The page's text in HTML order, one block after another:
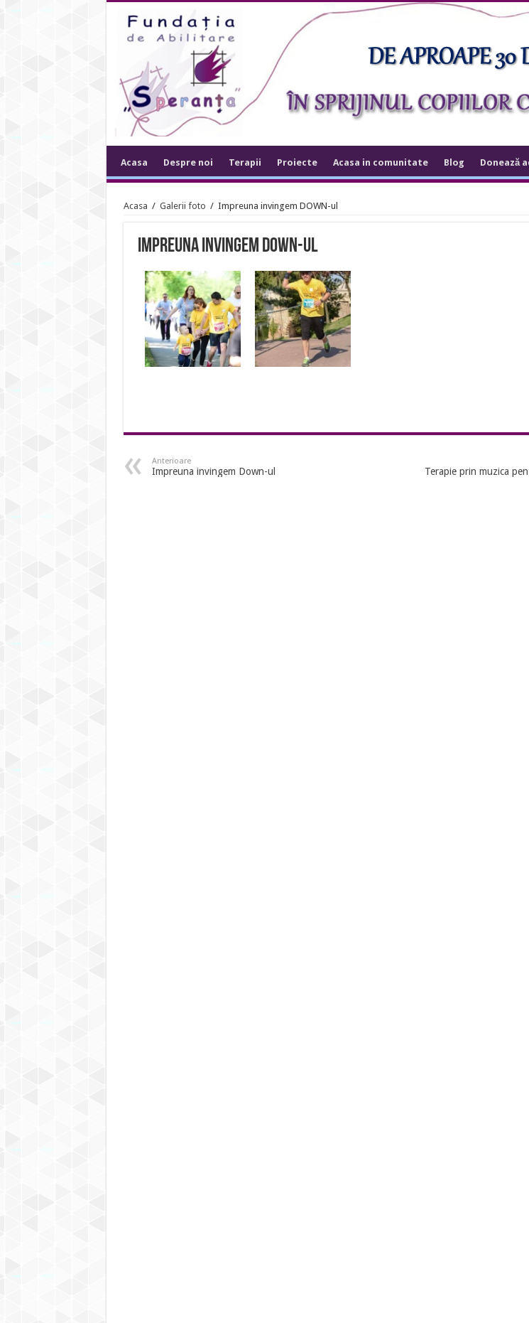
Acasa Despre noi Terapii Proiecte Acasa in comunitate Blog Donează
Acasa / Galerii foto / Impreuna invingem DOWN-ul
Impreuna invingem DOWN-ul
Anterioare
Impreuna invingem Down-ul Terapie prin muzica